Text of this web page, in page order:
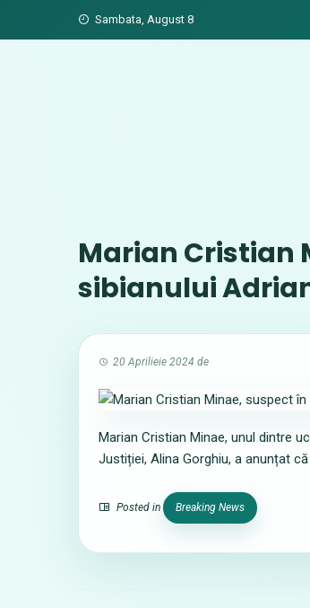
Sambata, August 8
Marian Cristian
sibianului
20 Aprilieie 2024 de
Marian Cristian Minae, unul dintre
Justiției, Alina Gorghiu, a anunțat
Posted in Breaking News